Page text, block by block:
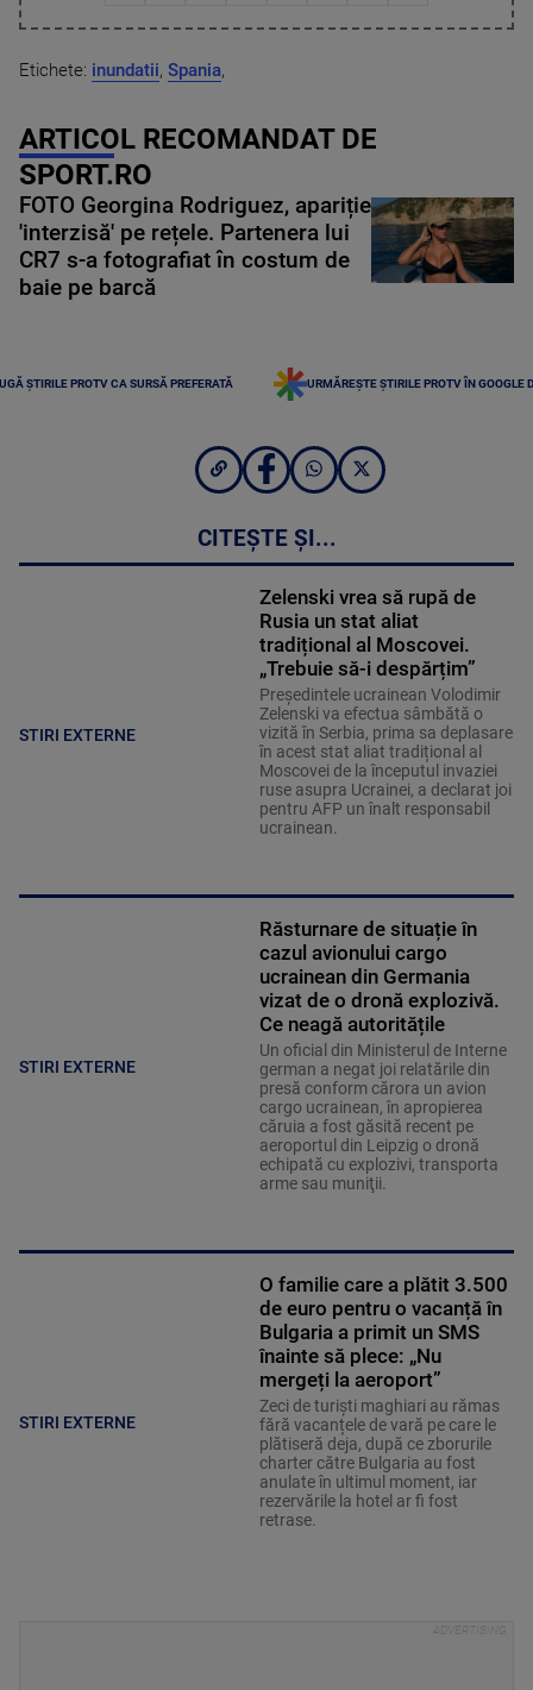
Etichete: inundatii, Spania,
ARTICOL RECOMANDAT DE
SPORT.RO
FOTO Georgina Rodriguez, apariție
'interzisă' pe rețele. Partenera lui
CR7 s-a fotografiat în costum de
baie pe barcă
ȘTIRILE PROTV CA SURSĂ PREFERATĂ URMĂREȘTE ȘTIRILE PROTV ÎN GOOGLE
CITEȘTE ȘI...
STIRI EXTERNE
Zelenski vrea să rupă de
Rusia un stat aliat
tradițional al Moscovei.
„Trebuie să-i despărțim”
Președintele ucrainean Volodimir
Zelenski va efectua sâmbătă o
vizită în Serbia, prima sa deplasare
în acest stat aliat tradițional al
Moscovei de la începutul invaziei
ruse asupra Ucrainei, a declarat joi
pentru AFP un înalt responsabil
ucrainean.
STIRI EXTERNE
Răsturnare de situație în
cazul avionului cargo
ucrainean din Germania
vizat de o dronă explozivă.
Ce neagă autoritățile
Un oficial din Ministerul de Interne
german a negat joi relatările din
presă conform cărora un avion
cargo ucrainean, în apropierea
căruia a fost găsită recent pe
aeroportul din Leipzig o dronă
echipată cu explozivi, transporta
arme sau muniţii.
STIRI EXTERNE
O familie care a plătit 3.500
de euro pentru o vacanță în
Bulgaria a primit un SMS
înainte să plece: „Nu
mergeți la aeroport”
Zeci de turiști maghiari au rămas
fără vacanțele de vară pe care le
plătiseră deja, după ce zborurile
charter către Bulgaria au fost
anulate în ultimul moment, iar
rezervările la hotel ar fi fost
retrase.